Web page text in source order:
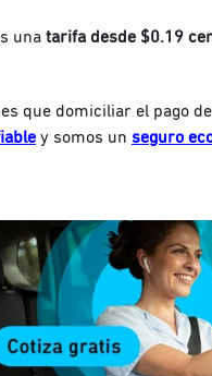
una tarifa desde $0.19
que domiciliar el pago
y somos un seguro